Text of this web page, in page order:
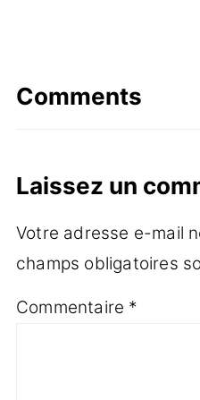
Comments
Laissez un
Votre adresse e-mail
champs obligatoires
Commentaire *